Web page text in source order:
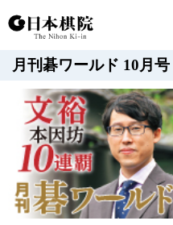
月刊碁ワールド 10月号